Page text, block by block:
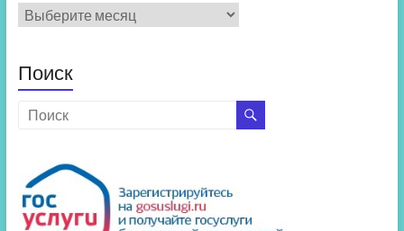
Архив
новостей
Поиск